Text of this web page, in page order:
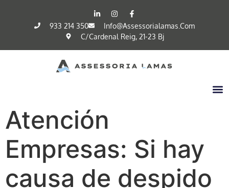
933 214 350
Info@assessorialamas.com
C/cardenal Reig, 21-23 Bj
Atención
Empresas: Si hay
causa de despido